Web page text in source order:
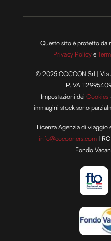
Questo sito è protetto da
Privacy Policy e
© 2025 COCOON Srl | Via
P.IVA
Impostazioni deiCookies
immagini stock sono
Licenza Agenzia di viaggio
info@cocooners.com |
Fondo